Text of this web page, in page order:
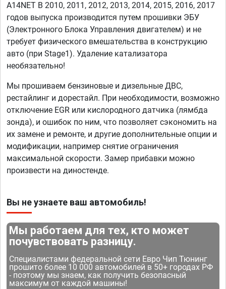
A14NET B 2010, 2011, 2012, 2013, 2014, 2015, 2016, 2017
годов выпуска производится путем прошивки ЭБУ
(Электронного Блока Управления двигателем) и не
требует физического вмешательства в конструкцию
авто (при Stage1). Удаление катализатора
необязательно!
Мы прошиваем бензиновые и дизельные ДВС,
рестайлинг и дорестайл. При необходимости, возможно
отключение EGR или кислородного датчика (лямбда
зонда), и ошибок по ним, что позволяет сэкономить на
их замене и ремонте, и другие дополнительные опции и
модификации, например снятие ограничения
максимальной скорости. Замер прибавки можно
произвести на диностенде.
Вы не узнаете ваш автомобиль!
Мы работаем для тех, кто может
почувствовать разницу.
Специалистами федеральной сети Евро Чип Тюнинг
прошито более 10 000 автомобилей в 50+ городах РФ
- поэтому мы знаем, как получить безопасный
максимум от каждой машины!